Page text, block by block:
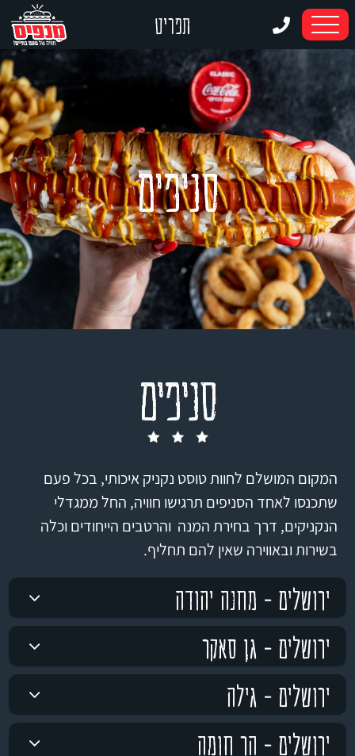
דלג לסרגל הניווט
דלג לתוכן
תפריט
סניפים
סניפים
המקום המושלם לחוות טוסט נקניק איכותי, בכל פעם
שתכנסו לאחד הסניפים תרגישו חוויה, החל ממגדלי
הנקניקים, דרך בחירת המנה והרטבים הייחודים וכלה
בשירות ובאווירה שאין להם תחליף.
ירושלים - מחנה יהודה
ירושלים - גן סאקר
ירושלים - גילה
ירושלים - הר חומה